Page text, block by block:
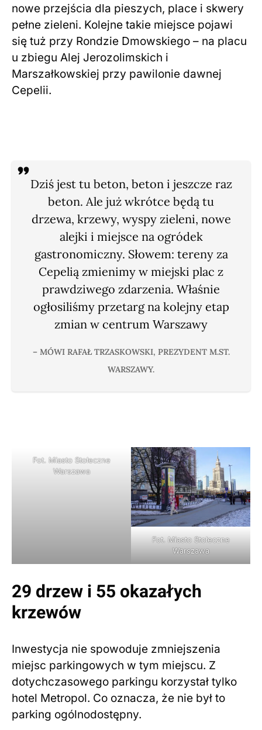
nowe przejścia dla pieszych, place i skwery
pełne zieleni. Kolejne takie miejsce pojawi
się tuż przy Rondzie Dmowskiego – na placu
u zbiegu Alej Jerozolimskich i
Marszałkowskiej przy pawilonie dawnej
Cepelii.
Dziś jest tu beton, beton i jeszcze raz
beton. Ale już wkrótce będą tu
drzewa, krzewy, wyspy zieleni, nowe
alejki i miejsce na ogródek
gastronomiczny. Słowem: tereny za
Cepelią zmienimy w miejski plac z
prawdziwego zdarzenia. Właśnie
ogłosiliśmy przetarg na kolejny etap
zmian w centrum Warszawy
– MÓWI RAFAŁ TRZASKOWSKI, PREZYDENT M.ST.
WARSZAWY.
Fot. Miasto Stołeczne
Warszawa
Fot. Miasto Stołeczne
Warszawa
29 drzew i 55 okazałych
krzewów
Inwestycja nie spowoduje zmniejszenia
miejsc parkingowych w tym miejscu. Z
dotychczasowego parkingu korzystał tylko
hotel Metropol. Co oznacza, że nie był to
parking ogólnodostępny.